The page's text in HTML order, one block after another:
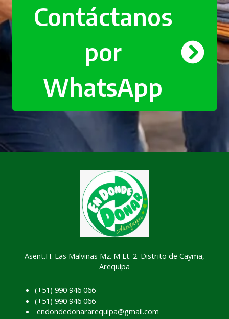
Contáctanos
por
WhatsApp
Asent.H. Las Malvinas Mz. M Lt. 2. Distrito de Cayma,
Arequipa
(+51) 990 946 066
(+51) 990 946 066
endondedonararequipa@gmail.com